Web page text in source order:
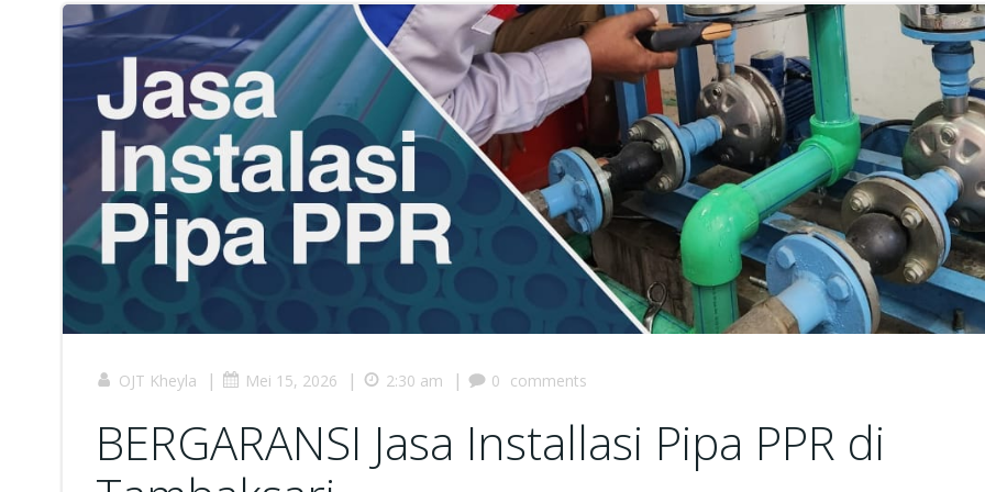
OJT Kheyla | Mei 15, 2026 | 2:30 am | 0 comments
BERGARANSI Jasa Installasi Pipa PPR di